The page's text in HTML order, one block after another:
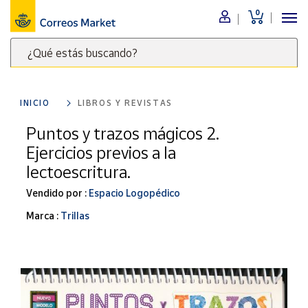
0
¿Qué estás buscando?
clave
para
buscar
productos
Correos
Menú
Nuestro
catálogo
Alimentación
Bebidas
Ocio y cultura
Juguetes y
juegos
Libros y
Tienda de
Correos
INICIO LIBROS Y REVISTAS
Puntos y trazos mágicos 2.
Ejercicios previos a la
lectoescritura.
Vendido por : Espacio Logopédico
Marca : Trillas